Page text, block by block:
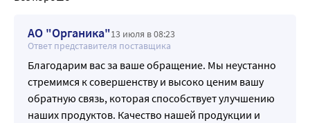
АО "Органика"13 июля в 08:23
Ответ представителя поставщика
Благодарим вас за ваше обращение. Мы неустанно
стремимся к совершенству и высоко ценим вашу
обратную связь, которая способствует улучшению
наших продуктов. Качество нашей продукции и